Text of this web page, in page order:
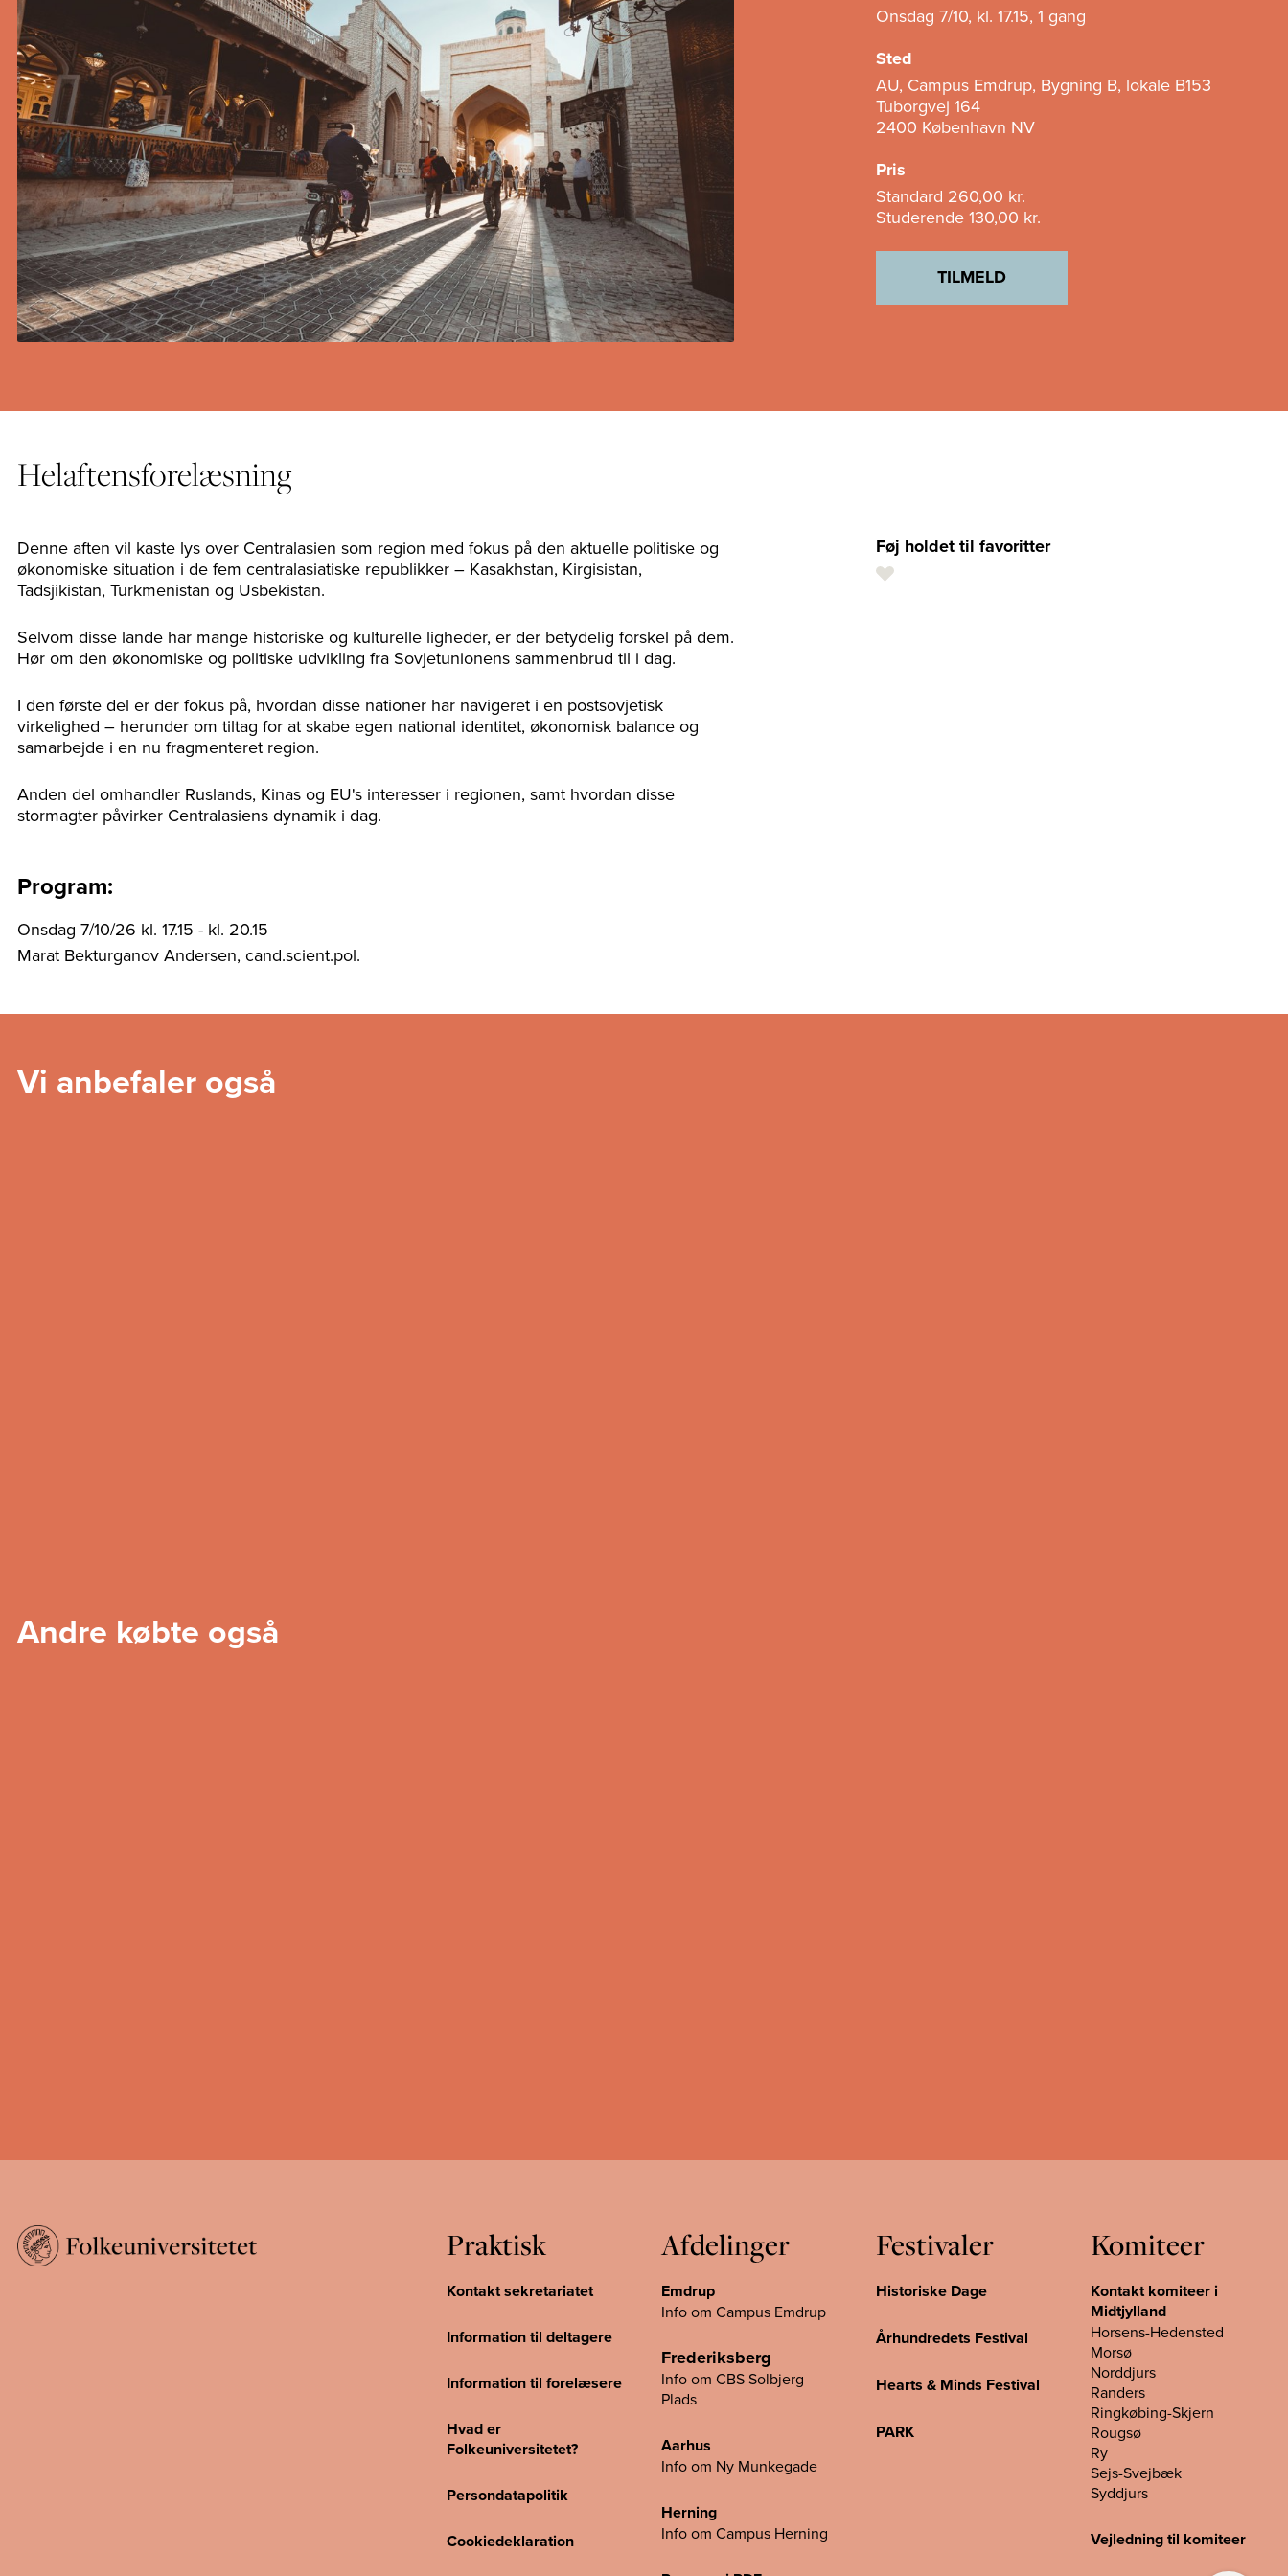
Onsdag 7/10, kl. 17.15, 1 gang
Sted
AU, Campus Emdrup, Bygning B, lokale B153
Tuborgvej 164
2400 København NV
Pris
Standard 260,00 kr.
Studerende 130,00 kr.
TILMELD
Helaftensforelæsning
Denne aften vil kaste lys over Centralasien som region med fokus på den aktuelle politiske og
økonomiske situation i de fem centralasiatiske republikker – Kasakhstan, Kirgisistan,
Tadsjikistan, Turkmenistan og Usbekistan.
Selvom disse lande har mange historiske og kulturelle ligheder, er der betydelig forskel på dem.
Hør om den økonomiske og politiske udvikling fra Sovjetunionens sammenbrud til i dag.
I den første del er der fokus på, hvordan disse nationer har navigeret i en postsovjetisk
virkelighed – herunder om tiltag for at skabe egen national identitet, økonomisk balance og
samarbejde i en nu fragmenteret region.
Anden del omhandler Ruslands, Kinas og EU's interesser i regionen, samt hvordan disse
stormagter påvirker Centralasiens dynamik i dag.
Program:
Onsdag 7/10/26 kl. 17.15 - kl. 20.15
Marat Bekturganov Andersen, cand.scient.pol.
Føj holdet til favoritter
Vi anbefaler også
Andre købte også
Praktisk
Kontakt sekretariatet
Information til deltagere
Information til forelæsere
Hvad er
Folkeuniversitetet?
Persondatapolitik
Cookiedeklaration
Afdelinger
Emdrup
Info om Campus Emdrup
Frederiksberg
Info om CBS Solbjerg
Plads
Aarhus
Info om Ny Munkegade
Herning
Info om Campus Herning
Festivaler
Historiske Dage
Århundredets Festival
Hearts & Minds Festival
PARK
Komiteer
Kontakt komiteer i
Midtjylland
Horsens-Hedensted
Morsø
Norddjurs
Randers
Ringkøbing-Skjern
Rougsø
Ry
Sejs-Svejbæk
Syddjurs
Vejledning til komiteer